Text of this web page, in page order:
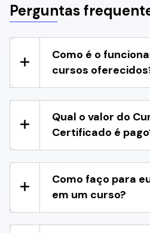
Perguntas
Como é o
cursos
Qual o valor do
Certificado é
Como faço para
em um curso?